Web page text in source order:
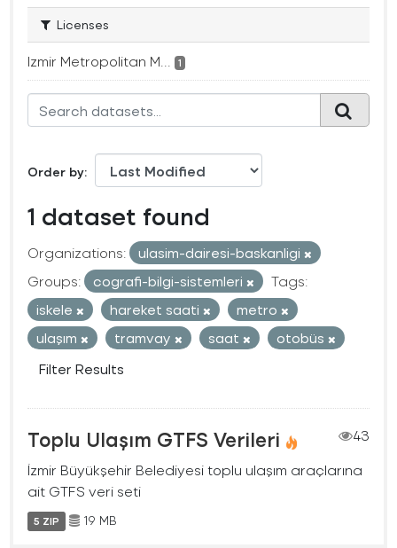
Licenses
Izmir Metropolitan M... 1
Order by
1 dataset found
Organizations:
ulasim-dairesi-baskanligi
Groups:
cografi-bilgi-sistemleri
Tags:
iskele
hareket saati
metro
ulaşım
tramvay saat
otobüs
Filter Results
Toplu Ulaşım GTFS Verileri
43
İzmir Büyükşehir Belediyesi toplu ulaşım araçlarına
ait GTFS veri seti
5 ZIP 19 MB